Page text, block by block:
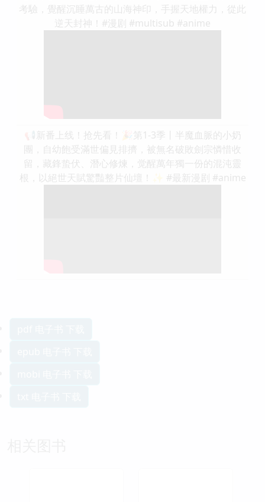
考驗，覺醒沉睡萬古的山海神印，手握天地權力，從此
逆天封神！#漫剧 #multisub #anime
📢新番上线！抢先看！🎉第1-3季丨半魔血脈的小奶
團，自幼飽受滿世偏見排擠，被無名破敗劍宗憐惜收
留，藏鋒蛰伏、潛心修煉，觉醒萬年獨一份的混沌靈
根，以絕世天賦驚豔整片仙壇！✨ #最新漫剧 #anime